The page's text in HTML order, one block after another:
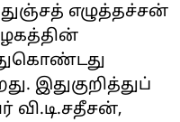
எழுத்தச்சன்
இதுகுறித்துப்
வி.டி.சதீசன்,